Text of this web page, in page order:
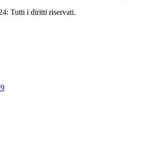
Tutti i diritti riservati.